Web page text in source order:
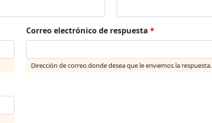
Correo electrónico de respuesta *
Dirección de correo donde desea que le enviemos la respuesta.